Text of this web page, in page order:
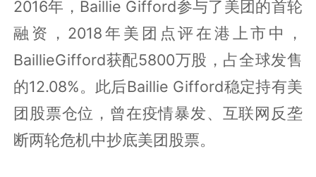
2016年，Baillie Gifford参与了美团的首轮
融资，2018年美团点评在港上市中，
BaillieGifford获配5800万股，占全球发售
的12.08%。此后Baillie Gifford稳定持有美
团股票仓位，曾在疫情暴发、互联网反垄
断两轮危机中抄底美团股票。